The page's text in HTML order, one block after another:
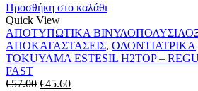
€45.60.
Προσθήκη στο καλάθι
Quick View
ΑΠΟΤΥΠΩΤΙΚΑ
ΑΠΟΚΑΤΑΣΤΑΣΕΙΣ, ΟΔΟΝΤΙΑΤΡΙΚΑ
TOKUYAMA ESTESIL H2TOP –
FAST
€57.00 Original
€45.60Η